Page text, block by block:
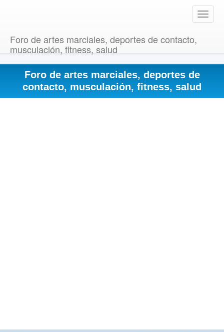
T
o
e
v
Foro de artes marciales, deportes de contacto,
musculación, fitness, salud
Foro de artes marciales, deportes de
contacto, musculación, fitness, salud